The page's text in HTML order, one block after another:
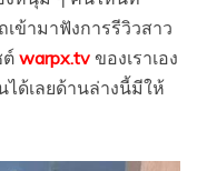
ข้ามาฟังการรีวิวสาว
ต์ warpx.tv ของเราเอง
ได้เลยด้านล่างนี้มีให้